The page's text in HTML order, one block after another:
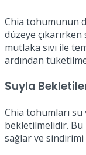
Chia tohumunun
düzeye
mutlaka sıvı ile
ardından
Suyla
Chia tohumları
bekletilmelidir. Bu
sağlar ve sindirimi